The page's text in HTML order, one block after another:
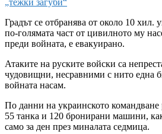
Градът се отбранява от около 10 хил.
по-голямата част от цивилното му
преди войната, е евакуирано.
Атаките на руските войски са
чудовищни, несравними с нито една
войната насам.
По данни на украинското командване
55 танка и 120 бронирани машини,
само за ден през миналата седмица.